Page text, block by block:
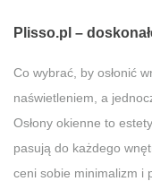
Plisso.pl –
Co wybrać, by osłonić
naświetleniem, a
Osłony okienne to
pasują do każdego
ceni sobie minimalizm i